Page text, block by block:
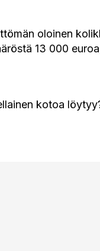
oloinen
13 000
kotoa